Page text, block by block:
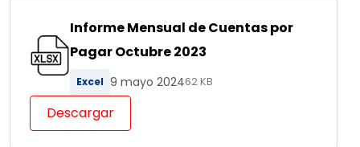
Informe Mensual de Cuentas por
Pagar Octubre 2023
Excel 9 mayo 202462 KB
Descargar